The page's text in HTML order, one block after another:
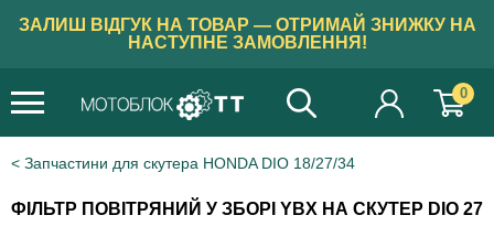
ЗАЛИШ ВІДГУК НА ТОВАР — ОТРИМАЙ ЗНИЖКУ НА
НАСТУПНЕ ЗАМОВЛЕННЯ!
0
Запчастини для скутера HONDA DIO 18/27/34
ФІЛЬТР ПОВІТРЯНИЙ У ЗБОРІ YBX НА СКУТЕР DIO 27